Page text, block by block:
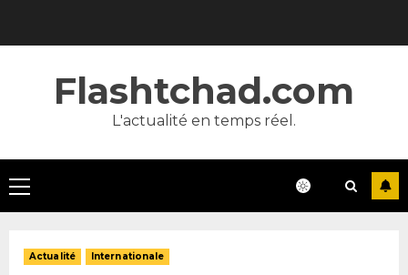
Flashtchad.com
L'actualité en temps réel.
Primary
Menu
Actualité Internationale